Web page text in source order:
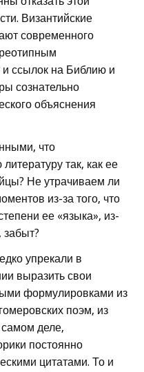
Византийские
современного
ссылок на Библию и
сознательно
объяснения
что
так, как ее
Не утрачиваем ли
из-за того, что
ее «языка», из-
забыт?
упрекали в
выразить свои
формулировками из
поэм, из
самом деле,
постоянно
цитатами. То и